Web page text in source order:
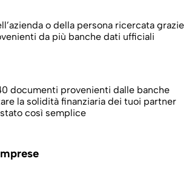
o della persona ricercata grazie
da più banche dati ufficiali
documenti provenienti dalle banche
la solidità finanziaria dei tuoi partner
così semplice